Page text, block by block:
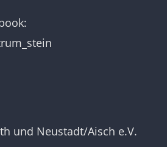
und Neustadt/Aisch e.V.